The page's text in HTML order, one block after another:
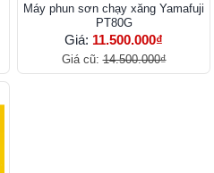
Máy phun sơn chạy xăng Yamafuji
PT80G
Giá: 11.500.000₫
Giá cũ:14.500.000₫